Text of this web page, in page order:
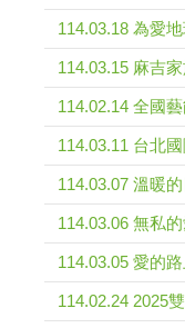
114.03.18 為愛
114.03.15 麻吉
114.02.14 全國
114.03.11 台北
114.03.07 溫暖
114.03.06 無私
114.03.05 愛的
114.02.24 2025